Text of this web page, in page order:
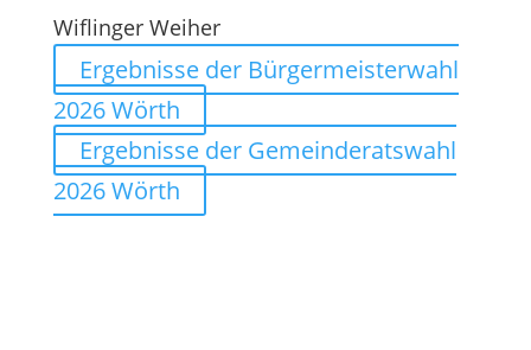
Wiflinger Weiher
Ergebnisse der Bürgermeisterwahl
2026 Wörth
Ergebnisse der Gemeinderatswahl
2026 Wörth